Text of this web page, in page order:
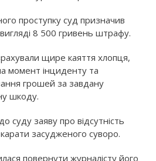
проступку суд призначив
8 500 гривень штрафу.
щире каяття хлопця,
момент інциденту та
грошей за завдану
шкоду.
суду заяву про відсутність
засудженого суворо.
повернути журналісту його